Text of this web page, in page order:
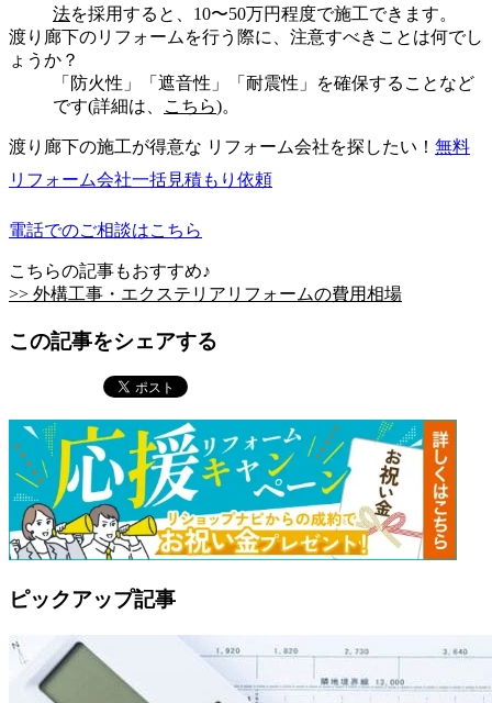
法を採用すると、10〜50万円程度で施工できます。
渡り廊下のリフォームを行う際に、注意すべきことは何でし
ょうか？
「防火性」「遮音性」「耐震性」を確保することなど
です(詳細は、
こちら)。
渡り廊下の施工が得意な リフォーム会社を探したい！ 無料
リフォーム会社一括見積もり依頼
電話でのご相談はこちら
こちらの記事もおすすめ♪
>> 外構工事・エクステリアリフォームの費用相場
この記事をシェアする
ピックアップ記事